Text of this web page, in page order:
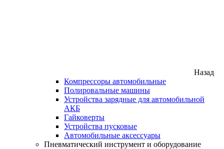
Назад
Компрессоры автомобильные
Полировальные машины
Устройства зарядные для автомобильной
АКБ
Гайковерты
Устройства пусковые
Автомобильные аксессуары
Пневматический инструмент и оборудование